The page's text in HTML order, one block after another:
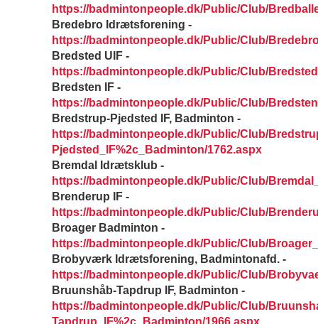
https://badmintonpeople.dk/Public/Club/
Bredebro Idrætsforening -
https://badmintonpeople.dk/Public/Club/
Bredsted UIF -
https://badmintonpeople.dk/Public/Club/
Bredsten IF -
https://badmintonpeople.dk/Public/Club/
Bredstrup-Pjedsted IF, Badminton -
https://badmintonpeople.dk/Public/Club/
Pjedsted_IF%2c_Badminton/1762.aspx
Bremdal Idrætsklub -
https://badmintonpeople.dk/Public/Club/
Brenderup IF -
https://badmintonpeople.dk/Public/Club/
Broager Badminton -
https://badmintonpeople.dk/Public/Club/
Brobyværk Idrætsforening, Badmintonafd. -
https://badmintonpeople.dk/Public/Club/
Bruunshåb-Tapdrup IF, Badminton -
https://badmintonpeople.dk/Public/Club/
Tapdrup_IF%2c_Badminton/1966.aspx